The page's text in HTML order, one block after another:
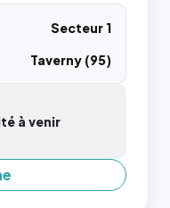
Secteur 1
Taverny (95)
à venir